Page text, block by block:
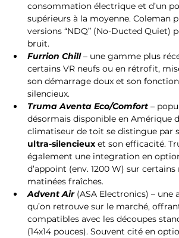
consommation électrique et d’un
supérieurs à la moyenne. Coleman
versions “NDQ” (No-Ducted Quiet)
bruit.
Furrion Chill – une gamme plus
certains VR neufs ou en rétrofit,
son démarrage doux et son
silencieux.
Truma Aventa Eco/Comfort –
désormais disponible en Amérique
climatiseur de toit se distingue par
ultra-silencieux et son efficacité.
également une integration en
d’appoint (env. 1200 W) sur
matinées fraîches.
Advent Air (ASA Electronics) – une
qu’on retrouve sur le marché,
compatibles avec les découpes
(14x14 pouces). Souvent cité en